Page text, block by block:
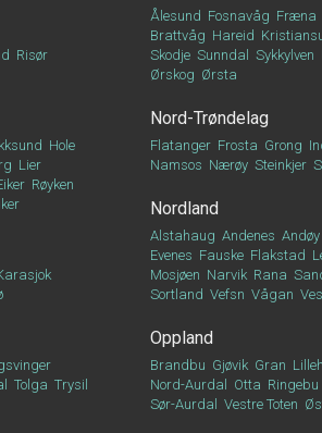
Risør
Hole
Lier
Røyken
Tolga Trysil
Ålesund Fosnavåg Fræna
Brattvåg Hareid
Skodje Sunndal Sykkylven
Ørskog Ørsta
Nord-Trøndelag
Flatanger Frosta Grong
Namsos Nærøy Steinkjer
Nordland
Alstahaug Andenes Andøy
Evenes Fauske Flakstad
Mosjøen Narvik Rana
Sortland Vefsn Vågan
Oppland
Brandbu Gjøvik Gran
Nord-Aurdal
Otta Ringebu
Sør-Aurdal
Vestre Toten